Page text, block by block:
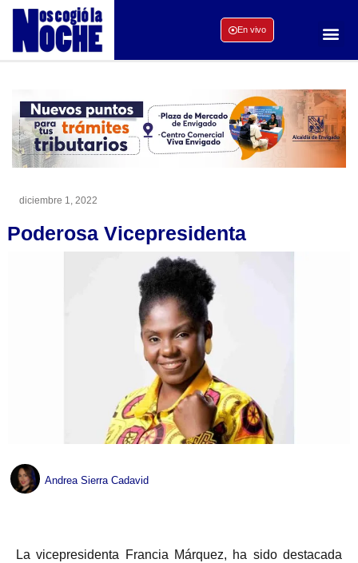
En vivo
diciembre 1, 2022
Poderosa Vicepresidenta
Andrea Sierra Cadavid
La vicepresidenta Francia Márquez, ha sido destacada